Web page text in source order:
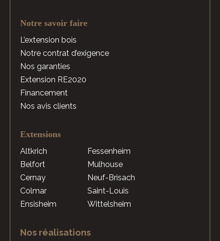
Notre savoir faire
L’extension bois
Notre contrat d’exigence
Nos garanties
Extension RE2020
Financement
Nos avis clients
Extensions
Altkrich
Belfort
Cernay
Colmar
Ensisheim
Fessenheim
Mulhouse
Neuf-Brisach
Saint-Louis
Wittelsheim
Nos réalisations